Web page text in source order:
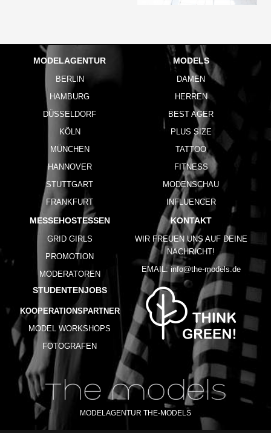
MODELAGENTUR
BERLIN
HAMBURG
DÜSSELDORF
KÖLN
MÜNCHEN
HANNOVER
STUTTGART
FRANKFURT
MODELS
DAMEN
HERREN
BEST AGER
PLUS SIZE
TATTOO
FITNESS
MODENSCHAU
INFLUENCER
MESSEHOSTESSEN
GRID GIRLS
PROMOTION
MODERATOREN
STUDENTENJOBS
KOOPERATIONSPARTNER
MODEL WORKSHOPS
FOTOGRAFEN
KONTAKT
WIR FREUEN UNS AUF DEINE
NACHRICHT!
EMAIL: info@the-models.de
MODELAGENTUR THE-MODELS